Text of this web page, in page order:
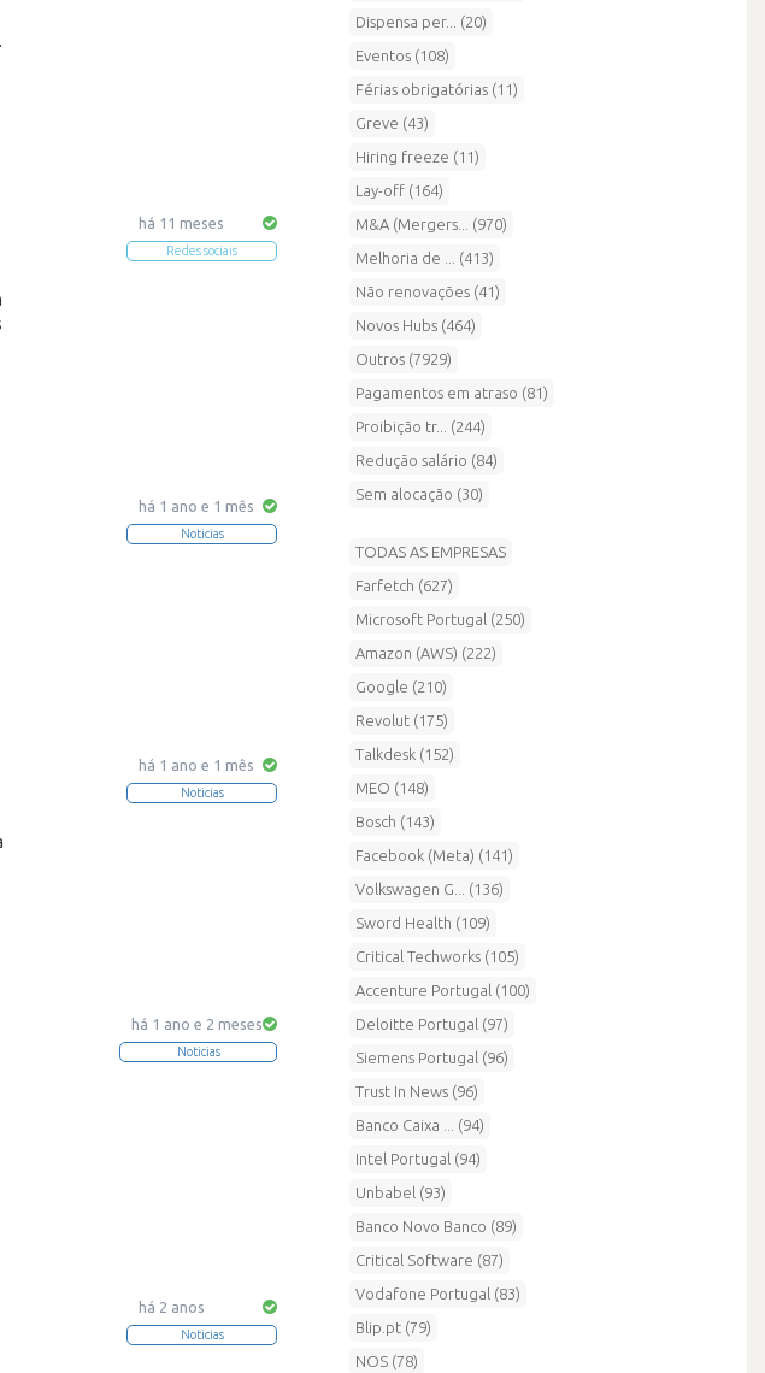
há 11 meses
Redes sociais
há 1 ano e 1 mês
Noticias
há 1 ano e 1 mês
Noticias
há 1 ano e 2 meses
Noticias
há 2 anos
Noticias
Dispensa per... (20)
Eventos (108)
Férias obrigatórias (11)
Greve (43)
Hiring freeze (11)
Lay-off (164)
M&A (Mergers... (970)
Melhoria de ... (413)
Não renovações (41)
Novos Hubs (464)
Outros (7929)
Pagamentos em atraso (81)
Proibição tr... (244)
Redução salário (84)
Sem alocação (30)
TODAS AS EMPRESAS
Farfetch (627)
Microsoft Portugal (250)
Amazon (AWS) (222)
Google (210)
Revolut (175)
Talkdesk (152)
MEO (148)
Bosch (143)
Facebook (Meta) (141)
Volkswagen G... (136)
Sword Health (109)
Critical Techworks (105)
Accenture Portugal (100)
Deloitte Portugal (97)
Siemens Portugal (96)
Trust In News (96)
Banco Caixa ... (94)
Intel Portugal (94)
Unbabel (93)
Banco Novo Banco (89)
Critical Software (87)
Vodafone Portugal (83)
Blip.pt (79)
NOS (78)